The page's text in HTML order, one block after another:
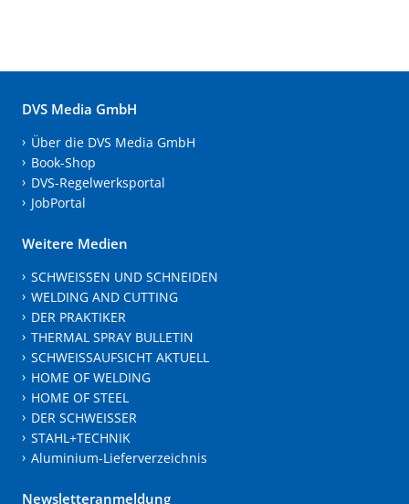
DVS Media GmbH
Über die DVS Media GmbH
Book-Shop
DVS-Regelwerksportal
JobPortal
Weitere Medien
SCHWEISSEN UND SCHNEIDEN
WELDING AND CUTTING
DER PRAKTIKER
THERMAL SPRAY BULLETIN
SCHWEISSAUFSICHT AKTUELL
HOME OF WELDING
HOME OF STEEL
DER SCHWEISSER
STAHL+TECHNIK
Aluminium-Lieferverzeichnis
Newsletteranmeldung